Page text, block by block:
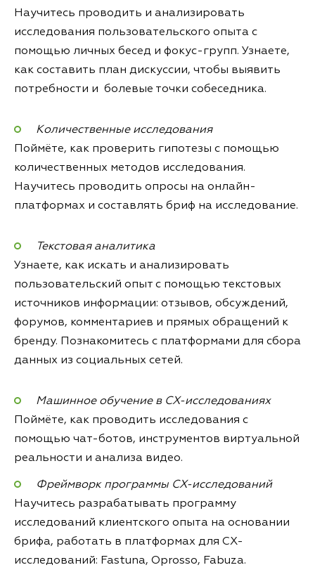
Научитесь проводить и анализировать
исследования пользовательского опыта с
помощью личных бесед и фокус-групп. Узнаете,
как составить план дискуссии, чтобы выявить
потребности и болевые точки собеседника.
Количественные исследования
Поймёте, как проверить гипотезы с помощью
количественных методов исследования.
Научитесь проводить опросы на онлайн-
платформах и составлять бриф на исследование.
Текстовая аналитика
Узнаете, как искать и анализировать
пользовательский опыт с помощью текстовых
источников информации: отзывов, обсуждений,
форумов, комментариев и прямых обращений к
бренду. Познакомитесь с платформами для сбора
данных из социальных сетей.
Машинное обучение в CX-исследованиях
Поймёте, как проводить исследования с
помощью чат-ботов, инструментов виртуальной
реальности и анализа видео.
Фреймворк программы СХ-исследований
Научитесь разрабатывать программу
исследований клиентского опыта на основании
брифа, работать в платформах для СХ-
исследований: Fastuna, Oprosso, Fabuza.